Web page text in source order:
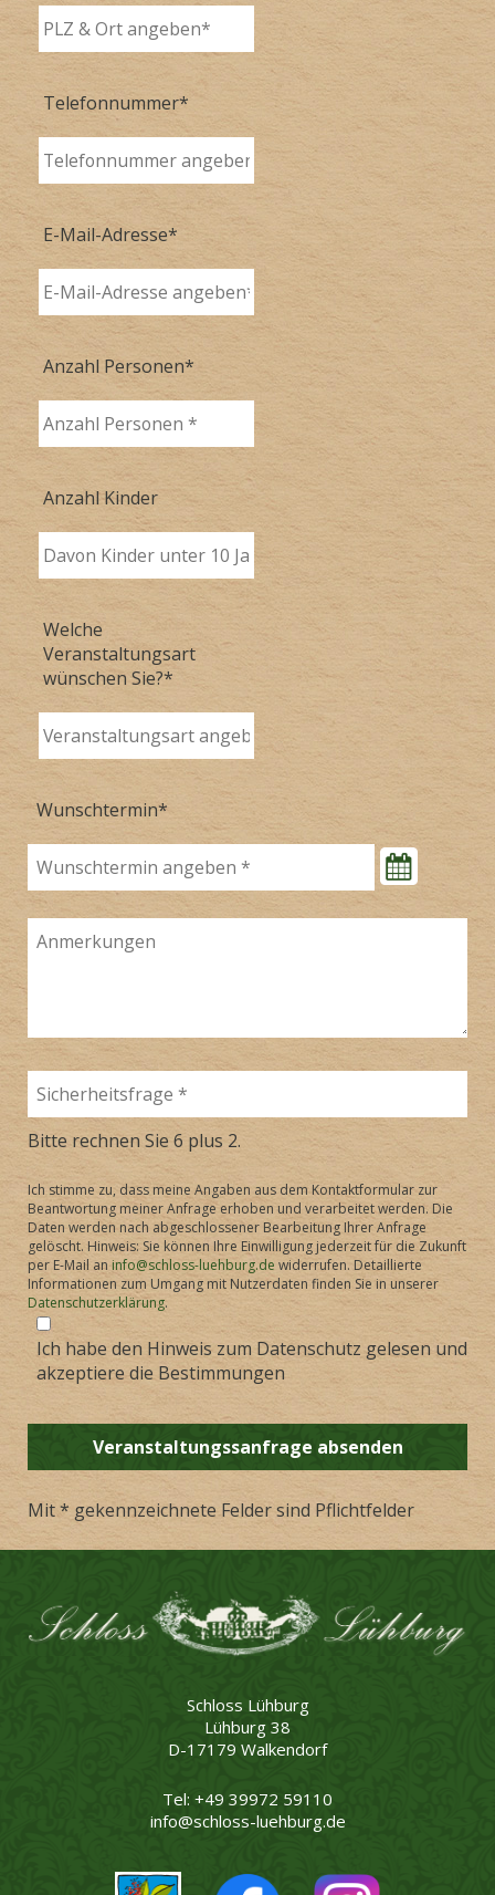
Telefonnummer*
E-Mail-Adresse*
Anzahl Personen*
Anzahl Kinder
Welche
Veranstaltungsart
wünschen Sie?*
Wunschtermin*
Bitte rechnen Sie 6 plus 2.
Ich stimme zu, dass meine Angaben aus dem Kontaktformular zur
Beantwortung meiner Anfrage erhoben und verarbeitet werden. Die
Daten werden nach abgeschlossener Bearbeitung Ihrer Anfrage
gelöscht. Hinweis: Sie können Ihre Einwilligung jederzeit für die Zukunft
per E-Mail an info@schloss-luehburg.de widerrufen. Detaillierte
Informationen zum Umgang mit Nutzerdaten finden Sie in unserer
Datenschutzerklärung.
Ich habe den Hinweis zum Datenschutz gelesen und
akzeptiere die Bestimmungen
Mit * gekennzeichnete Felder sind Pflichtfelder
Schloss Lühburg
Lühburg 38
D-17179 Walkendorf
Tel: +49 39972 59110
info@schloss-luehburg.de